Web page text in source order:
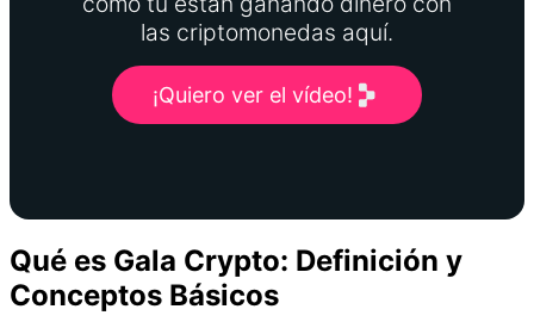
las criptomonedas aquí.
¡Quiero ver el vídeo!
Qué es Gala Crypto: Definición y
Conceptos Básicos